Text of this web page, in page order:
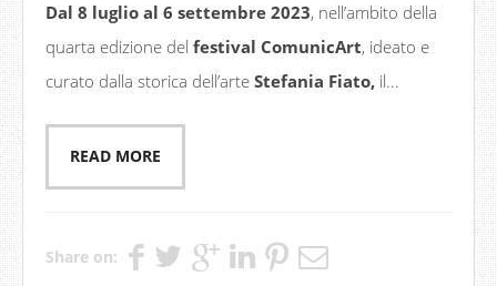
Dal 8 luglio al 6 settembre 2023, nell’ambito della
quarta edizione del festival ComunicArt, ideato e
curato dalla storica dell’arte Stefania Fiato, il...
READ MORE
Share on: